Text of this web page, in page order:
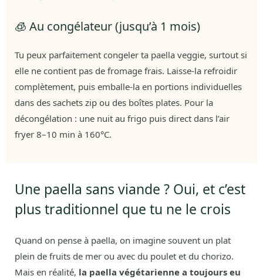
🧊 Au congélateur (jusqu’à 1 mois)
Tu peux parfaitement congeler ta paella veggie, surtout si
elle ne contient pas de fromage frais. Laisse-la refroidir
complètement, puis emballe-la en portions individuelles
dans des sachets zip ou des boîtes plates. Pour la
décongélation : une nuit au frigo puis direct dans l’air
fryer 8–10 min à 160°C.
Une paella sans viande ? Oui, et c’est
plus traditionnel que tu ne le crois
Quand on pense à paella, on imagine souvent un plat
plein de fruits de mer ou avec du poulet et du chorizo.
Mais en réalité, la paella végétarienne a toujours eu